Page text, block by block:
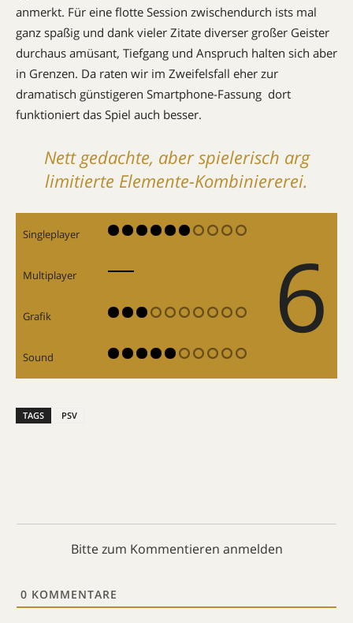
anmerkt. Für eine flotte Session zwischendurch ists mal
ganz spaßig und dank vieler Zitate diverser großer Geister
durchaus amüsant, Tiefgang und Anspruch halten sich aber
in Grenzen. Da raten wir im Zweifelsfall eher zur
dramatisch günstigeren Smartphone-Fassung  dort
funktioniert das Spiel auch besser.
Nett gedachte, aber spielerisch arg
limitierte Elemente-Kombiniererei.
Singleplayer 6
Multiplayer
Grafik
Sound
TAGS PSV
Bitte zum Kommentieren anmelden
0 KOMMENTARE